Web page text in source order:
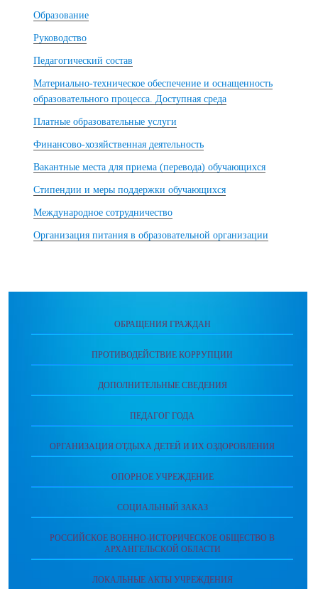
Образование
Руководство
Педагогический состав
Материально-техническое обеспечение и оснащенность
образовательного процесса. Доступная среда
Платные образовательные услуги
Финансово-хозяйственная деятельность
Вакантные места для приема (перевода) обучающихся
Стипендии и меры поддержки обучающихся
Международное сотрудничество
Организация питания в образовательной организации
ОБРАЩЕНИЯ ГРАЖДАН
ПРОТИВОДЕЙСТВИЕ КОРРУПЦИИ
ДОПОЛНИТЕЛЬНЫЕ СВЕДЕНИЯ
ПЕДАГОГ ГОДА
ОРГАНИЗАЦИЯ ОТДЫХА ДЕТЕЙ И ИХ ОЗДОРОВЛЕНИЯ
ОПОРНОЕ УЧРЕЖДЕНИЕ
СОЦИАЛЬНЫЙ ЗАКАЗ
РОССИЙСКОЕ ВОЕННО-ИСТОРИЧЕСКОЕ ОБЩЕСТВО В
АРХАНГЕЛЬСКОЙ ОБЛАСТИ
ЛОКАЛЬНЫЕ АКТЫ УЧРЕЖДЕНИЯ